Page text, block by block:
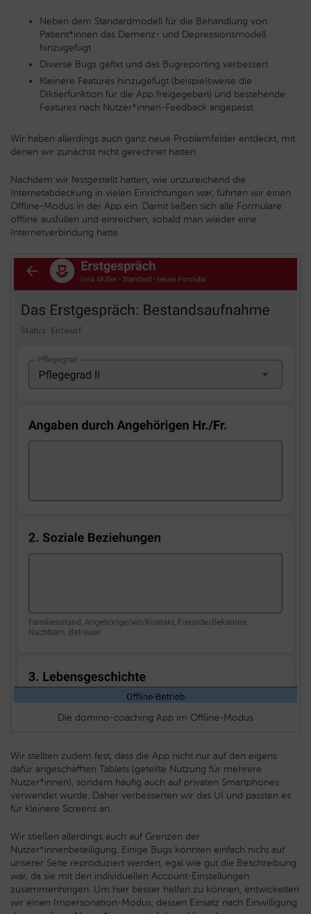
Neben dem Standardmodell für die Behandlung von
Patient*innen das Demenz- und Depressionsmodell
hinzugefügt
Diverse Bugs gefixt und das Bugreporting verbessert
Kleinere Features hinzugefügt (beispielsweise die
Diktierfunktion für die App freigegeben) und bestehende
Features nach Nutzer*innen-Feedback angepasst.
Wir haben allerdings auch ganz neue Problemfelder entdeckt, mit
denen wir zunächst nicht gerechnet hatten.
Nachdem wir festgestellt hatten, wie unzureichend die
Internetabdeckung in vielen Einrichtungen war, führten wir einen
Offline-Modus in der App ein. Damit ließen sich alle Formulare
offline ausfüllen und einreichen, sobald man wieder eine
Internetverbindung hatte.
Die domino-coaching App im Offline-Modus
Wir stellten zudem fest, dass die App nicht nur auf den eigens
dafür angeschafften Tablets (geteilte Nutzung für mehrere
Nutzer*innen), sondern häufig auch auf privaten Smartphones
verwendet wurde. Daher verbesserten wir das UI und passten es
für kleinere Screens an.
Wir stießen allerdings auch auf Grenzen der
Nutzer*innenbeteiligung. Einige Bugs konnten einfach nicht auf
unserer Seite reproduziert werden, egal wie gut die Beschreibung
war, da sie mit den individuellen Account-Einstellungen
zusammenhingen. Um hier besser helfen zu können, entwickelten
wir einen Impersonation-Modus, dessen Einsatz nach Einwilligung